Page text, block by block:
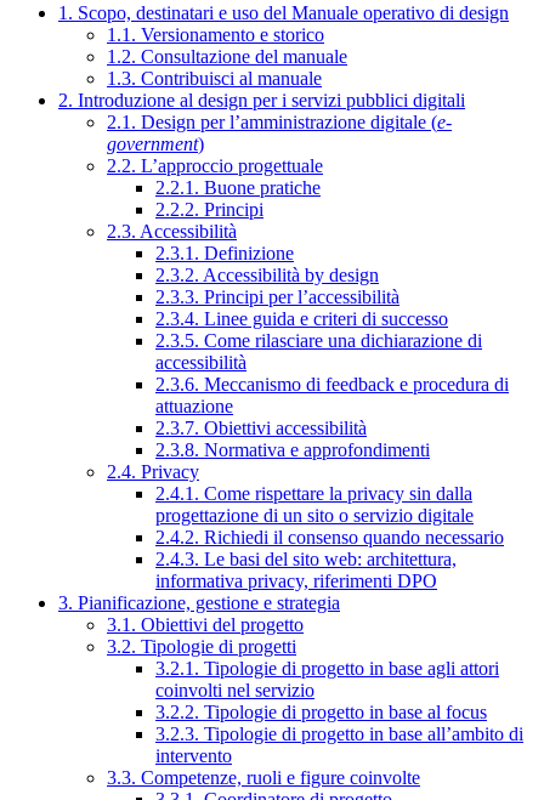
1. Scopo, destinatari e uso del Manuale operativo di design
1.1. Versionamento e storico
1.2. Consultazione del manuale
1.3. Contribuisci al manuale
2. Introduzione al design per i servizi pubblici digitali
2.1. Design per l’amministrazione digitale (e-
government)
2.2. L’approccio progettuale
2.2.1. Buone pratiche
2.2.2. Principi
2.3. Accessibilità
2.3.1. Definizione
2.3.2. Accessibilità by design
2.3.3. Principi per l’accessibilità
2.3.4. Linee guida e criteri di successo
2.3.5. Come rilasciare una dichiarazione di
accessibilità
2.3.6. Meccanismo di feedback e procedura di
attuazione
2.3.7. Obiettivi accessibilità
2.3.8. Normativa e approfondimenti
2.4. Privacy
2.4.1. Come rispettare la privacy sin dalla
progettazione di un sito o servizio digitale
2.4.2. Richiedi il consenso quando necessario
2.4.3. Le basi del sito web: architettura,
informativa privacy, riferimenti DPO
3. Pianificazione, gestione e strategia
3.1. Obiettivi del progetto
3.2. Tipologie di progetti
3.2.1. Tipologie di progetto in base agli attori
coinvolti nel servizio
3.2.2. Tipologie di progetto in base al focus
3.2.3. Tipologie di progetto in base all’ambito di
intervento
3.3. Competenze, ruoli e figure coinvolte